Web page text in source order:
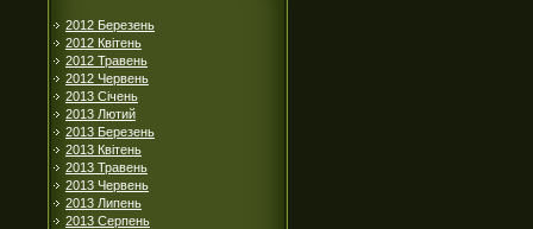
2012 Березень
2012 Квітень
2012 Травень
2012 Червень
2013 Січень
2013 Лютий
2013 Березень
2013 Квітень
2013 Травень
2013 Червень
2013 Липень
2013 Серпень